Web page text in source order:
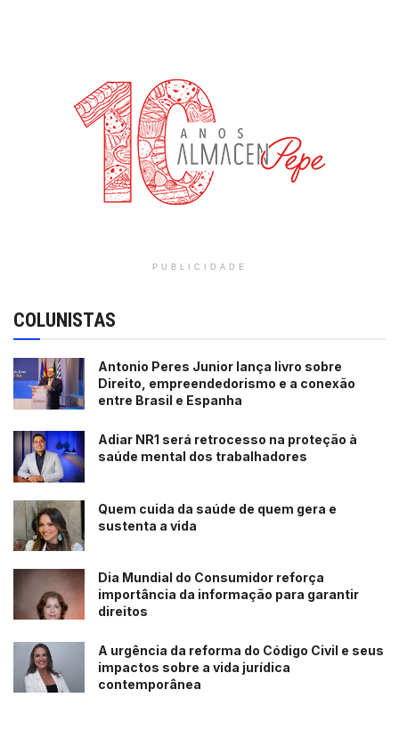
PUBLICIDADE
COLUNISTAS
Antonio Peres Junior lança livro sobre
Direito, empreendedorismo e a conexão
entre Brasil e Espanha
Adiar NR1 será retrocesso na proteção à
saúde mental dos trabalhadores
Quem cuida da saúde de quem gera e
sustenta a vida
Dia Mundial do Consumidor reforça
importância da informação para garantir
direitos
A urgência da reforma do Código Civil e seus
impactos sobre a vida jurídica
contemporânea